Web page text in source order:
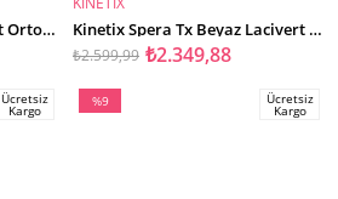
Kinetix Radıcal Tx Lacivert Ortopedik Günlük Erkek Spor Ayakkabı
SEPETE EKLE
Kinetix Spera Tx Beyaz Lacivert Ortopedik Günlük Erkek Spor Ayakkabı
₺2.349,88
₺2.599,99
Ücretsiz
Kargo
%9
Ücretsiz
Kargo